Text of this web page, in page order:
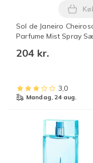
Sol de Janeiro
Parfume Mist Spray
204 kr.
3,0
mandag, 24 aug.